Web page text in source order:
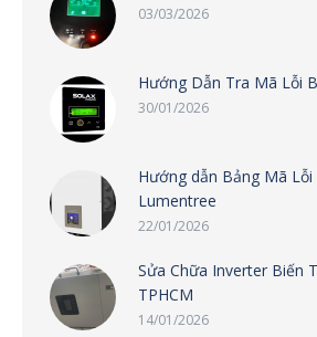
03/03/2026
Hướng Dẫn Tra Mã Lỗi
30/01/2026
Hướng dẫn Bảng Mã Lỗi
Lumentree
22/01/2026
Sửa Chữa Inverter Biến
TPHCM
14/01/2026